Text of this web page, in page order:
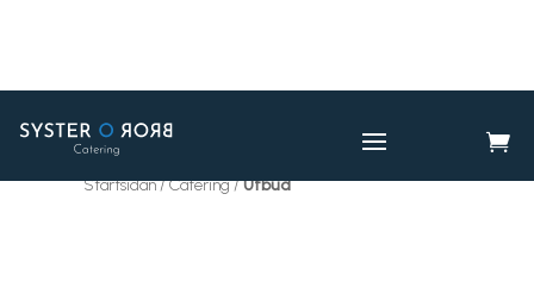

CATERING UTBUD
Startsidan / Catering /Utbud